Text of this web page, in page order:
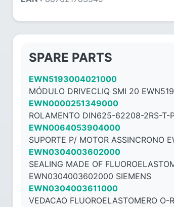
SPARE PARTS
EWN5193004021000
MÓDULO DRIVECLIQ SMI 20
EWN0000251349000
ROLAMENTO DIN625-62208-2RS-
EWN0064053904000
SUPORTE P/ MOTOR ASSINCRONO
EWN0304003602000
SEALING MADE OF
EWN0304003602000 SIEMENS
EWN0304003611000
VEDACAO FLUOROELASTOMERO